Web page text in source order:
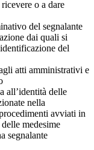
o a dare
del segnalante
dai quali si
del
atti amministrativi e
all’identità delle
nella
avviati in
medesime
segnalante